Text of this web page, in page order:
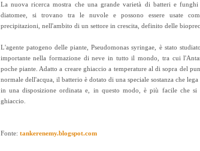
La nuova ricerca mostra che una grande varietà di batteri e
diatomee, si trovano tra le nuvole e possono essere usate
precipitazioni, nell'ambito di un settore in crescita, definito delle
L'agente patogeno delle piante, Pseudomonas syringae, è stato
importante nella formazione di neve in tutto il mondo, tra cui
poche piante. Adatto a creare ghiaccio a temperature al di sopra del
normale dell'acqua, il batterio è dotato di una speciale sostanza che
in una disposizione ordinata e, in questo modo, è più facile che
ghiaccio.
Fonte: tankerenemy.blogspot.com